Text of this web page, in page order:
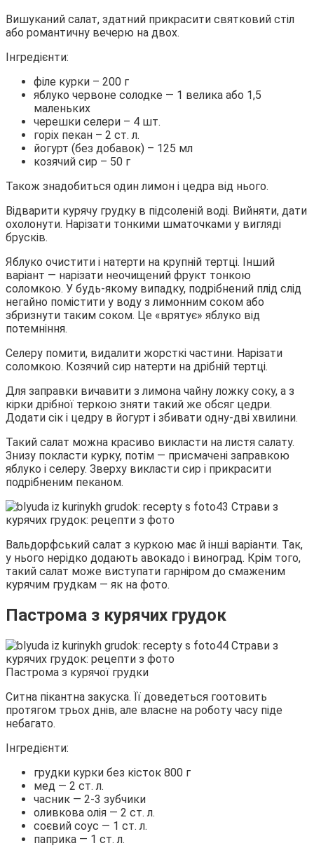
Вишуканий салат, здатний прикрасити святковий стіл
або романтичну вечерю на двох.
Інгредієнти:
філе курки – 200 г
яблуко червоне солодке — 1 велика або 1,5
маленьких
черешки селери – 4 шт.
горіх пекан – 2 ст. л.
йогурт (без добавок) – 125 мл
козячий сир – 50 г
Також знадобиться один лимон і цедра від нього.
Відварити курячу грудку в підсоленій воді. Вийняти, дати
охолонути. Нарізати тонкими шматочками у вигляді
брусків.
Яблуко очистити і натерти на крупній тертці. Інший
варіант — нарізати неочищений фрукт тонкою
соломкою. У будь-якому випадку, подрібнений плід слід
негайно помістити у воду з лимонним соком або
збризнути таким соком. Це «врятує» яблуко від
потемніння.
Селеру помити, видалити жорсткі частини. Нарізати
соломкою. Козячий сир натерти на дрібній тертці.
Для заправки вичавити з лимона чайну ложку соку, а з
кірки дрібної теркою зняти такий же обсяг цедри.
Додати сік і цедру в йогурт і збивати одну-дві хвилини.
Такий салат можна красиво викласти на листя салату.
Знизу покласти курку, потім — присмачені заправкою
яблуко і селеру. Зверху викласти сир і прикрасити
подрібненим пеканом.
Вальдорфський салат з куркою має й інші варіанти. Так,
у нього нерідко додають авокадо і виноград. Крім того,
такий салат може виступати гарніром до смаженим
курячим грудкам — як на фото.
Пастрома з курячих грудок
Пастрома з курячої грудки
Ситна пікантна закуска. Її доведеться гоотовить
протягом трьох днів, але власне на роботу часу піде
небагато.
Інгредієнти:
грудки курки без кісток 800 г
мед — 2 ст. л.
часник — 2-3 зубчики
оливкова олія — 2 ст. л.
соєвий соус — 1 ст. л.
паприка — 1 ст. л.